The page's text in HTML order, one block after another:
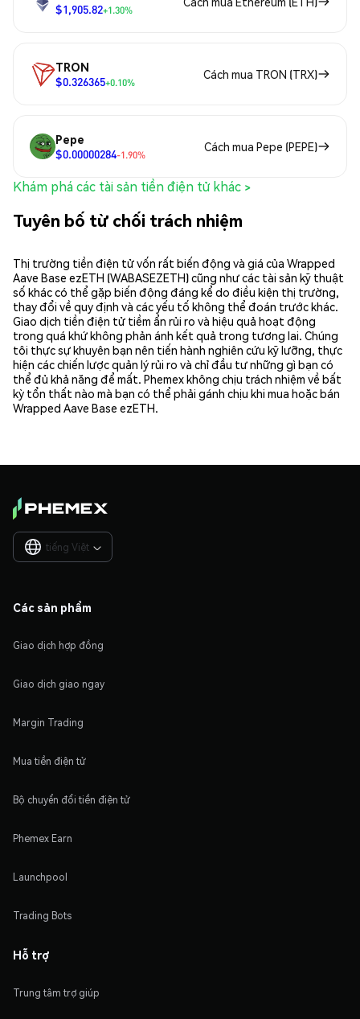
$1,905.82+1.30%
TRON
$0.326365+0.10%
Cách mua TRON (TRX)
Pepe
$0.00000284-1.90%
Cách mua Pepe (PEPE)
Khám phá các tài sản tiền điện tử khác >
Tuyên bố từ chối trách nhiệm
Thị trường tiền điện tử vốn rất biến động và giá của Wrapped
Aave Base ezETH (WABASEZETH) cũng như các tài sản kỹ thuật
số khác có thể gặp biến động đáng kể do điều kiện thị trường,
thay đổi về quy định và các yếu tố không thể đoán trước khác.
Giao dịch tiền điện tử tiềm ẩn rủi ro và hiệu quả hoạt động
trong quá khứ không phản ánh kết quả trong tương lai. Chúng
tôi thực sự khuyên bạn nên tiến hành nghiên cứu kỹ lưỡng, thực
hiện các chiến lược quản lý rủi ro và chỉ đầu tư những gì bạn có
thể đủ khả năng để mất. Phemex không chịu trách nhiệm về bất
kỳ tổn thất nào mà bạn có thể phải gánh chịu khi mua hoặc bán
Wrapped Aave Base ezETH.
tiếng Việt 
Các sản phẩm
Giao dịch hợp đồng
Giao dịch giao ngay
Margin Trading
Mua tiền điện tử
Bộ chuyển đổi tiền điện tử
Phemex Earn
Launchpool
Trading Bots
Hỗ trợ
Trung tâm trợ giúp